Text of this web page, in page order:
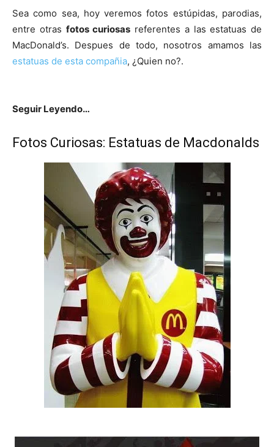
Sea como sea, hoy veremos fotos estúpidas, parodias,
entre otras fotos curiosas referentes a las estatuas de
MacDonald’s. Despues de todo, nosotros amamos las
estatuas de esta compañia, ¿Quien no?.
Seguir Leyendo…
Fotos Curiosas: Estatuas de Macdonalds